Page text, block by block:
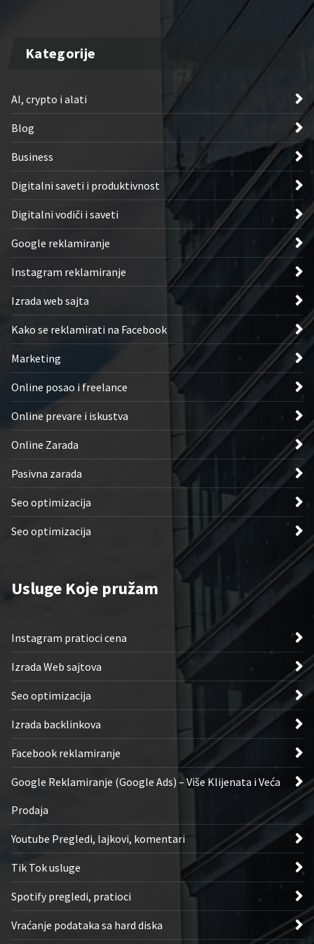
Kategorije
AI, crypto i alati
Blog
Business
Digitalni saveti i produktivnost
Digitalni vodiči i saveti
Google reklamiranje
Instagram reklamiranje
Izrada web sajta
Kako se reklamirati na Facebook
Marketing
Online posao i freelance
Online prevare i iskustva
Online Zarada
Pasivna zarada
Seo optimizacija
Seo optimizacija
Usluge Koje pružam
Instagram pratioci cena
Izrada Web sajtova
Seo optimizacija
Izrada backlinkova
Facebook reklamiranje
Google Reklamiranje (Google Ads) – Više Klijenata i Veća
Prodaja
Youtube Pregledi, lajkovi, komentari
Tik Tok usluge
Spotify pregledi, pratioci
Vraćanje podataka sa hard diska